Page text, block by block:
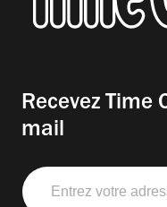
Recevez Time
mail
Entrez
votre